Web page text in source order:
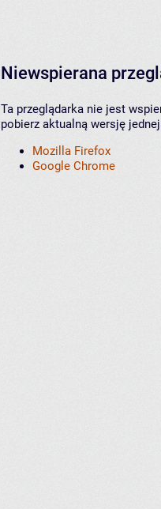
Niewspierana
Ta przeglądarka nie jest
pobierz aktualną wersję
Mozilla Firefox
Google Chrome